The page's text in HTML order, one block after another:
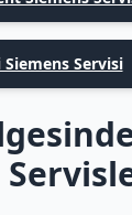
Siemens Servisi